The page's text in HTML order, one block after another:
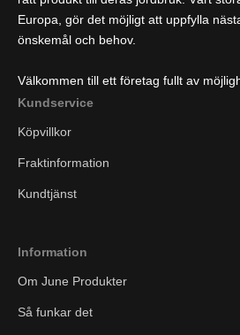
Europa, gör det möjligt att uppfylla
önskemål och behov.
Välkommen till ett företag fullt av
Kundservice
Köpvillkor
Fraktinformation
Kundtjänst
Information
Om June Produkter
Så funkar det